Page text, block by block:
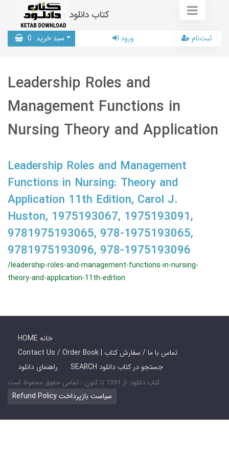
کتاب دانلود
سبد خرید 0 ورود ثبت‌نام
Leadership Roles and
Management Functions in
Nursing Theory and Application
Leadership Roles and Management
Functions in Nursing: Theory and
Application 11th Edition, Carol J.
Huston, 1975193067, 1975193091,
9781975193065, 978-1975193065,
9781975193096, 978-1975193096
/leadership-roles-and-management-functions-in-nursing-
theory-and-application-11th-edition
HOME خانه
Contact Us / Order Book | تماس با ما / سفارش کتاب
راهنمای دانلود
SEARCH جستجو در کتاب دانلود
کتاب دانلود: از 1391 تا کنون - تمامی حقوق محفوظ است
Refund Policy سیاست بازپرداخت